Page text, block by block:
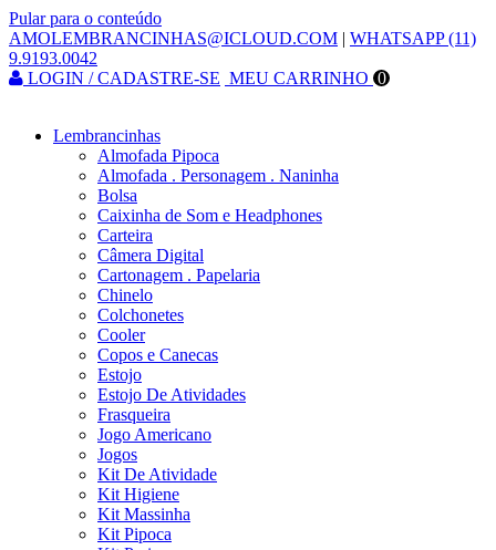
Pular para o conteúdo
AMOLEMBRANCINHAS@ICLOUD.COM | WHATSAPP (11)
9.9193.0042
LOGIN / CADASTRE-SE MEU CARRINHO 0
Lembrancinhas
Almofada Pipoca
Almofada . Personagem . Naninha
Bolsa
Caixinha de Som e Headphones
Carteira
Câmera Digital
Cartonagem . Papelaria
Chinelo
Colchonetes
Cooler
Copos e Canecas
Estojo
Estojo De Atividades
Frasqueira
Jogo Americano
Jogos
Kit De Atividade
Kit Higiene
Kit Massinha
Kit Pipoca